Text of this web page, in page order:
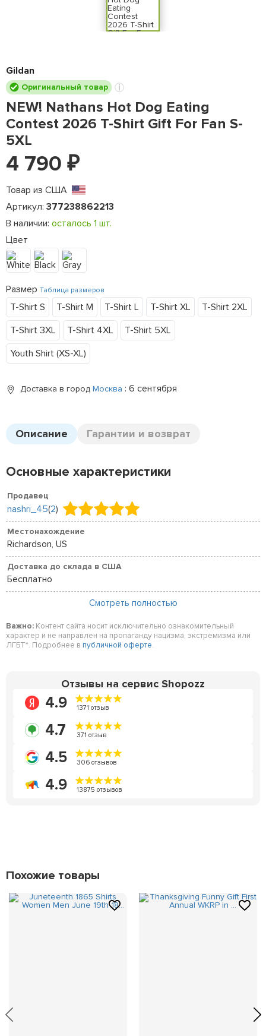
Gildan
Оригинальный товар
NEW! Nathans Hot Dog Eating
Contest 2026 T-Shirt Gift For Fan S-
5XL
4 790 ₽
Товар из США
Артикул: 377238862213
В наличии: осталось 1 шт.
Цвет
Размер Таблица размеров
T-Shirt S T-Shirt M T-Shirt L T-Shirt XL
T-Shirt 2XL
T-Shirt 3XL
T-Shirt 4XL
T-Shirt 5XL
Youth Shirt (XS-XL)
Доставка в город Москва : 6 сентября
Описание Гарантии и возврат
Основные характеристики
Продавец
nashri_45(2)
Местонахождение
Richardson, US
Доставка до склада в США
Бесплатно
Смотреть полностью
Важно: Контент сайта носит исключительно ознакомительный
характер и не направлен на пропаганду нацизма, экстремизма или
ЛГБТ*. Подробнее в публичной оферте.
Отзывы на сервис Shopozz
4.9 1371 отзыв
4.7 371 отзыв
4.5 306 отзывов
4.9 13875 отзывов
Похожие товары